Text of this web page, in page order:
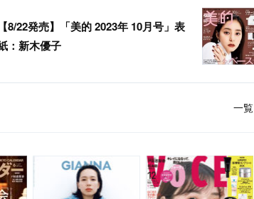
【8/22発売】「美的 2023年 10月号」表
：新木優子
一覧